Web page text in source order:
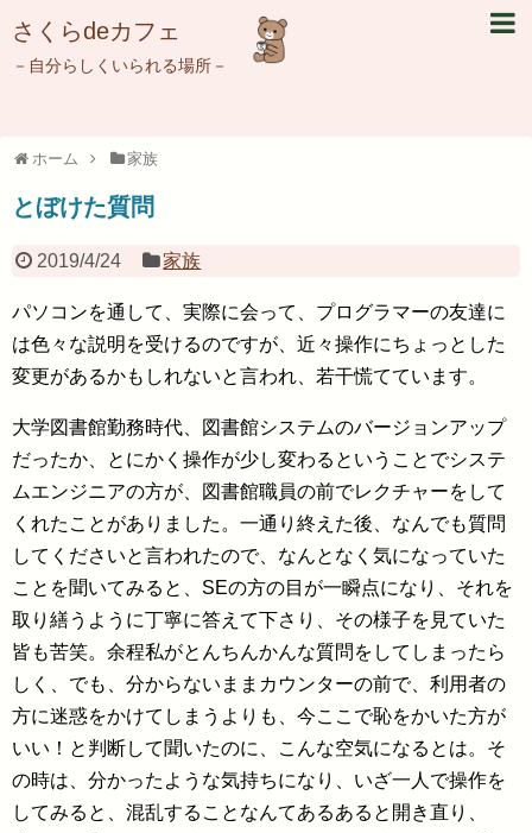
さくらdeカフェ
－自分らしくいられる場所－
ホーム 家族
とぼけた質問
2019/4/24 家族
パソコンを通して、実際に会って、プログラマーの友達に
は色々な説明を受けるのですが、近々操作にちょっとした
変更があるかもしれないと言われ、若干慌てています。
大学図書館勤務時代、図書館システムのバージョンアップ
だったか、とにかく操作が少し変わるということでシステ
ムエンジニアの方が、図書館職員の前でレクチャーをして
くれたことがありました。一通り終えた後、なんでも質問
してくださいと言われたので、なんとなく気になっていた
ことを聞いてみると、SEの方の目が一瞬点になり、それを
取り繕うように丁寧に答えて下さり、その様子を見ていた
皆も苦笑。余程私がとんちんかんな質問をしてしまったら
しく、でも、分からないままカウンターの前で、利用者の
方に迷惑をかけてしまうよりも、今ここで恥をかいた方が
いい！と判断して聞いたのに、こんな空気になるとは。そ
の時は、分かったような気持ちになり、いざ一人で操作を
してみると、混乱することなんてあるあると開き直り、